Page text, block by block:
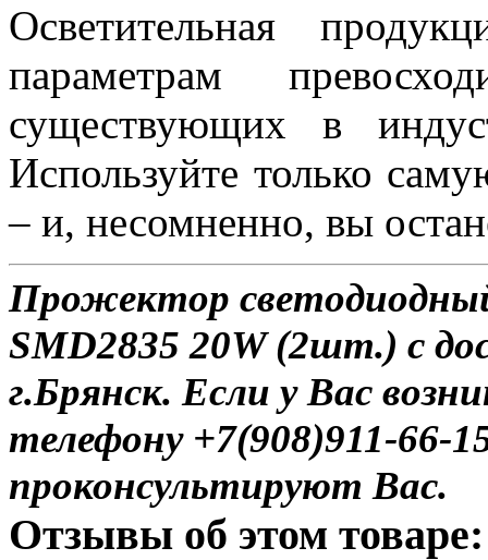
Осветительная
параметрам
существующих в
Используйте только
– и, несомненно, вы
Прожектор
SMD2835 20W (2шт.) с
г.Брянск. Если у Вас
телефону +7(908)911-
проконсультируют Вас.
Отзывы об этом товаре: